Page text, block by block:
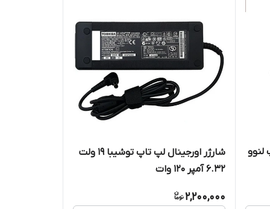
بی لپ تاپ لنوو
شارژر اورجینال لپ تاپ توشیبا 19 ولت
6.32 آمپر 120 وات
2,200,000